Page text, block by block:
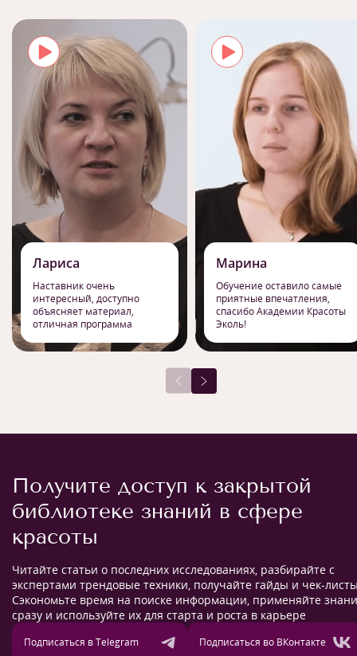
Лариса
Наставник очень
интересный, доступно
объясняет материал,
отличная программа
Марина
Обучение оставило самые
приятные впечатления,
спасибо Академии Красоты
Эколь!
Получите доступ к закрытой
библиотеке знаний в сфере
красоты
Читайте статьи о последних исследованиях, разбирайте с
экспертами трендовые техники, получайте гайды и чек-
Сэкономьте время на поиске информации, применяйте
сразу и используйте их для старта и роста в карьере
Подписаться в Telegram Подписаться во ВКонтакте